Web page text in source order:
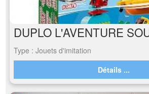
Type : Jouets d'imitation
Détails ...